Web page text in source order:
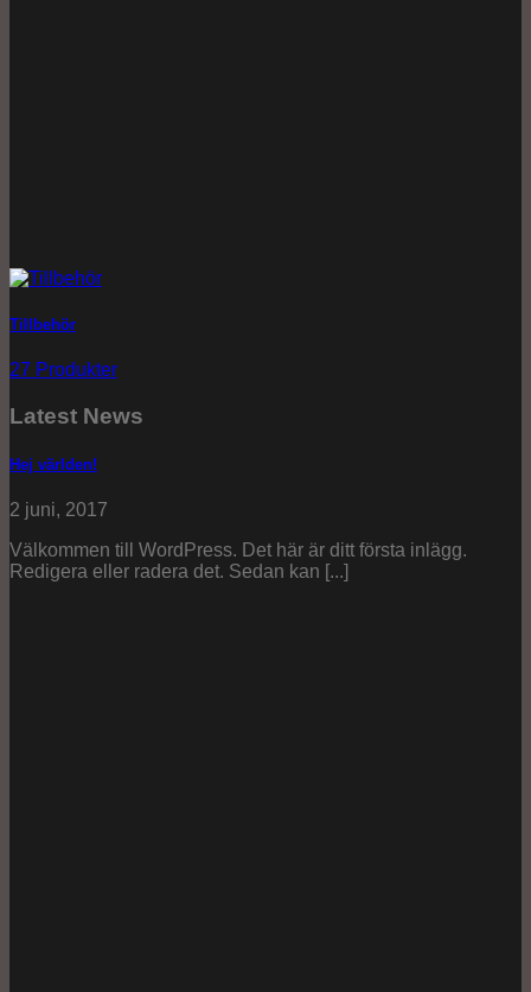
Tillbehör
27 Produkter
Latest News
Hej världen!
2 juni, 2017
Välkommen till WordPress. Det här är ditt första inlägg.
Redigera eller radera det. Sedan kan [...]